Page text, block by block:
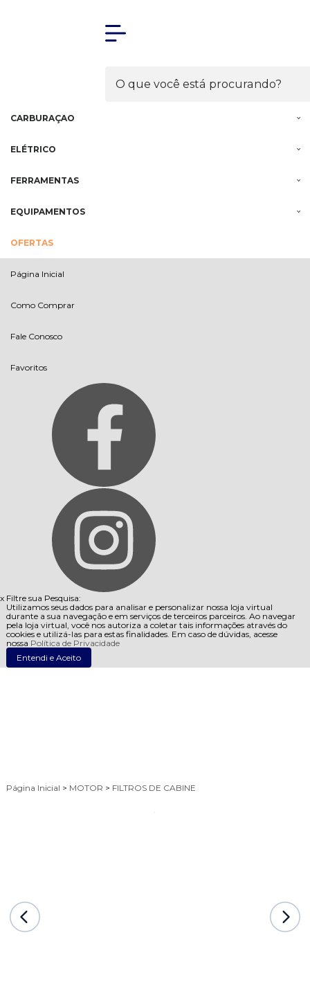
CARBURAÇÃO
ELÉTRICO
FERRAMENTAS
EQUIPAMENTOS
OFERTAS
Página Inicial
Como Comprar
Fale Conosco
Favoritos
x Filtre sua Pesquisa:
Utilizamos seus dados para analisar e personalizar nossa loja virtual
durante a sua navegação e em serviços de terceiros parceiros. Ao navegar
pela loja virtual, você nos autoriza a coletar tais informações através do
cookies e utilizá-las para estas finalidades. Em caso de dúvidas, acesse
nossa Política de Privacidade
Entendi e Aceito
Página Inicial > MOTOR > FILTROS DE CABINE